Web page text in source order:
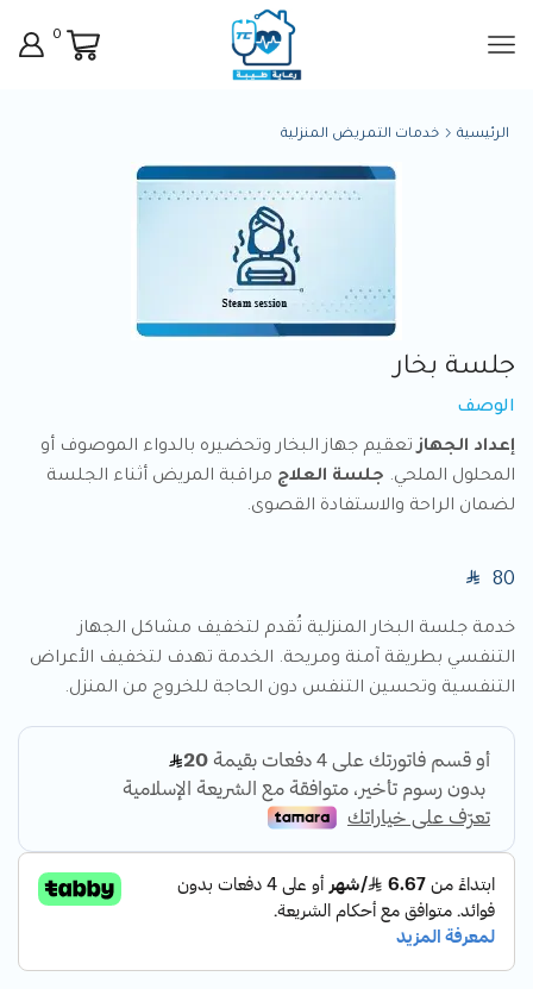
0
الرئيسية خدمات التمريض المنزلية
SAR 80
خدمة جلسة البخار المنزلية تُقدم لتخفيف مشاكل الجهاز
التنفسي بطريقة آمنة ومريحة. الخدمة تهدف لتخفيف الأعراض
التنفسية وتحسين التنفس دون الحاجة للخروج من المنزل.
جلسة بخار
الوصف
إعداد الجهازتعقيم جهاز البخار وتحضيره بالدواء الموصوف أو
المحلول الملحي. جلسة العلاج مراقبة المريض أثناء الجلسة
لضمان الراحة والاستفادة القصوى.